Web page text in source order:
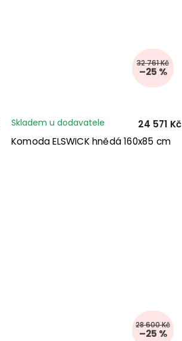
32 761 Kč
–25 %
Komoda ELSWICK hnědá 160x85 cm
Skladem u dodavatele 24 571 Kč
28 600 Kč
–25 %